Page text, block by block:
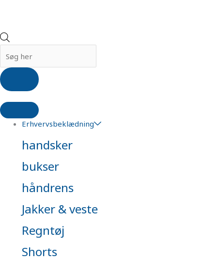
Erhvervsbeklædning
handsker
bukser
håndrens
Jakker & veste
Regntøj
Shorts